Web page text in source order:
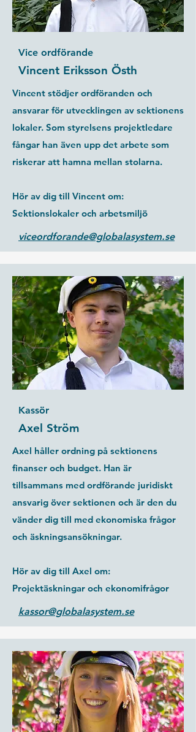
Vice ordförande
Vincent Eriksson Östh
Vincent stödjer ordföranden och
ansvarar för utvecklingen av sektionens
lokaler. Som styrelsens projektledare
fångar han även upp det arbete som
riskerar att hamna mellan stolarna.
Hör av dig till Vincent om:
Sektionslokaler och arbetsmiljö​
viceordforande@globalasystem.se
Kassör
Axel Ström
Axel håller ordning på sektionens
finanser och budget. Han är
tillsammans med ordförande juridiskt
ansvarig över sektionen och är den du
vänder dig till med ekonomiska frågor
och äskningsansökningar.
Hör av dig till Axel om:
Projektäskningar och ekonomifrågor
kassor@globalasystem.se